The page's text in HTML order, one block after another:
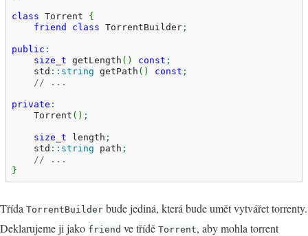
class Torrent {
friend
class TorrentBuilder ;
public :
size_t getLength ( ) const ;
    std
:: string getPath ( ) const ;
// ...
private :
    Torrent
( ) ;
size_t length ;
    std
:: string path ;
// ...
}
Třída TorrentBuilder bude jediná, která bude umět vytvářet torrenty.
Deklarujeme ji jako friend ve třídě Torrent, aby mohla torrent